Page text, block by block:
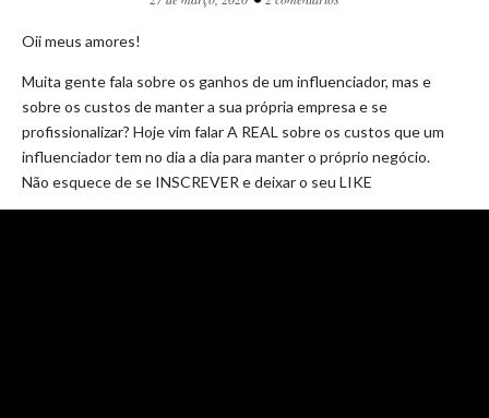
Oii meus amores!
Muita gente fala sobre os ganhos de um influenciador, mas e
sobre os custos de manter a sua própria empresa e se
profissionalizar? Hoje vim falar A REAL sobre os custos que um
influenciador tem no dia a dia para manter o próprio negócio.
Não esquece de se INSCREVER e deixar o seu LIKE